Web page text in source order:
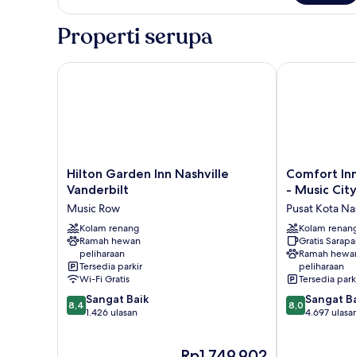
Roll-
in
Shwr)
Kamar
Tempat
Tidur
Properti serupa
Hilton
Garden
Nashville
Vanderbilt
Music
Row
Hilton Garden Inn Nashville
Vanderbilt
Music Row
Kolam renang
Ramah hewan
peliharaan
Tersedia parkir
Wi-Fi Gratis
8.4
dari
8,4 Sangat Baik
1.426 ulasan
Harga
Hilton Garden Inn Nashville Vanderbilt
Comfort
Inn
Nashville
-
Music
City
Center
Pusat
Kota
Nashville
Comfort
- Music
Pusat Kota
Kolam
Gratis
Ramah
peliharaan
Tersedia
8.0
dari
8,0 Sangat
4.697
Comfort Inn